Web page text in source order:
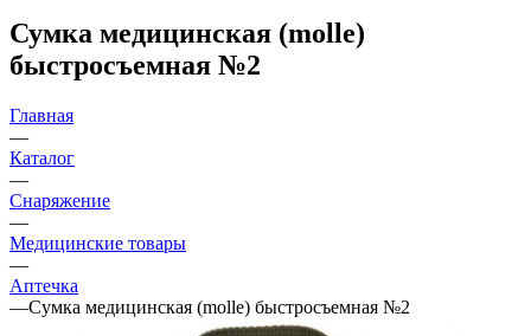
Сумка медицинская (molle)
быстросъемная №2
Главная
—
Каталог
—
Снаряжение
—
Медицинские товары
—
Аптечка
—Сумка медицинская (molle) быстросъемная №2